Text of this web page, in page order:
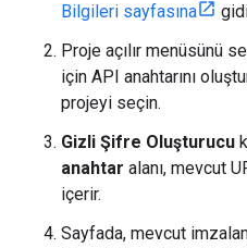
Bilgileri sayfasına
Proje açılır menüsünü
için API anahtarını
projeyi seçin.
Gizli Şifre Oluşturucu
anahtar alanı, mevcut
içerir.
Sayfada, mevcut